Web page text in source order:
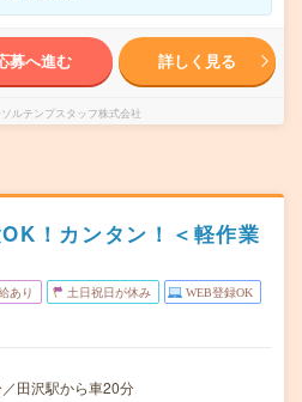
募へ進む 詳しく見る
ルテンプスタッフ株式会社
！カンタン！＜軽作業
あり 土日祝日が休み WEB登録OK
田沢駅から車20分